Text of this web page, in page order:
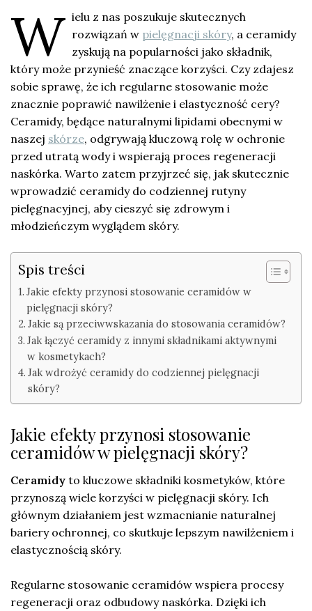
W ielu z nas poszukuje skutecznych
rozwiązań w pielęgnacji skóry, a ceramidy
zyskują na popularności jako składnik,
który może przynieść znaczące korzyści. Czy zdajesz
sobie sprawę, że ich regularne stosowanie może
znacznie poprawić nawilżenie i elastyczność cery?
Ceramidy, będące naturalnymi lipidami obecnymi w
naszej skórze, odgrywają kluczową rolę w ochronie
przed utratą wody i wspierają proces regeneracji
naskórka. Warto zatem przyjrzeć się, jak skutecznie
wprowadzić ceramidy do codziennej rutyny
pielęgnacyjnej, aby cieszyć się zdrowym i
młodzieńczym wyglądem skóry.
Spis treści
Jakie efekty przynosi stosowanie ceramidów w
pielęgnacji skóry?
Jakie są przeciwwskazania do stosowania ceramidów?
Jak łączyć ceramidy z innymi składnikami aktywnymi
w kosmetykach?
Jak wdrożyć ceramidy do codziennej pielęgnacji
skóry?
Jakie efekty przynosi stosowanie
ceramidów w pielęgnacji skóry?
Ceramidy to kluczowe składniki kosmetyków, które
przynoszą wiele korzyści w pielęgnacji skóry. Ich
głównym działaniem jest wzmacnianie naturalnej
bariery ochronnej, co skutkuje lepszym nawilżeniem i
elastycznością skóry.
Regularne stosowanie ceramidów wspiera procesy
regeneracji oraz odbudowy naskórka. Dzięki ich